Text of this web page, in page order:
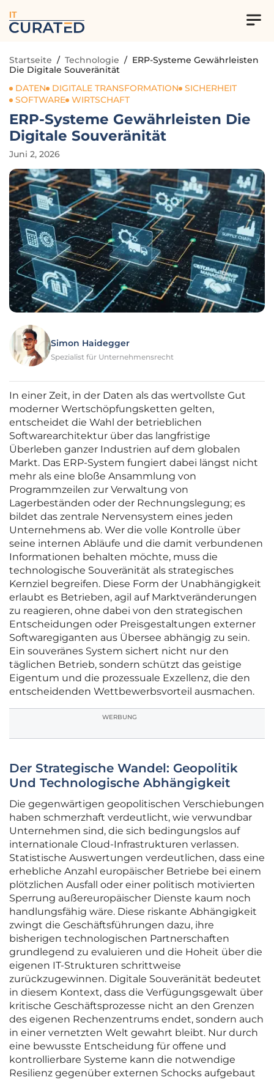
IT
Startseite / Technologie / ERP-Systeme Gewährleisten
Die Digitale Souveränität
DATEN
DIGITALE TRANSFORMATION
SICHERHEIT
SOFTWARE WIRTSCHAFT
ERP-Systeme Gewährleisten Die
Digitale Souveränität
Juni 2, 2026
Simon Haidegger
Spezialist für Unternehmensrecht
In einer Zeit, in der Daten als das wertvollste Gut
moderner Wertschöpfungsketten gelten,
entscheidet die Wahl der betrieblichen
Softwarearchitektur über das langfristige
Überleben ganzer Industrien auf dem globalen
Markt. Das ERP-System fungiert dabei längst nicht
mehr als eine bloße Ansammlung von
Programmzeilen zur Verwaltung von
Lagerbeständen oder der Rechnungslegung; es
bildet das zentrale Nervensystem eines jeden
Unternehmens ab. Wer die volle Kontrolle über
seine internen Abläufe und die damit verbundenen
Informationen behalten möchte, muss die
technologische Souveränität als strategisches
Kernziel begreifen. Diese Form der Unabhängigkeit
erlaubt es Betrieben, agil auf Marktveränderungen
zu reagieren, ohne dabei von den strategischen
Entscheidungen oder Preisgestaltungen externer
Softwaregiganten aus Übersee abhängig zu sein.
Ein souveränes System sichert nicht nur den
täglichen Betrieb, sondern schützt das geistige
Eigentum und die prozessuale Exzellenz, die den
entscheidenden Wettbewerbsvorteil ausmachen.
WERBUNG
Der Strategische Wandel: Geopolitik
Und Technologische Abhängigkeit
Die gegenwärtigen geopolitischen Verschiebungen
haben schmerzhaft verdeutlicht, wie verwundbar
Unternehmen sind, die sich bedingungslos auf
internationale Cloud-Infrastrukturen verlassen.
Statistische Auswertungen verdeutlichen, dass eine
erhebliche Anzahl europäischer Betriebe bei einem
plötzlichen Ausfall oder einer politisch motivierten
Sperrung außereuropäischer Dienste kaum noch
handlungsfähig wäre. Diese riskante Abhängigkeit
zwingt die Geschäftsführungen dazu, ihre
bisherigen technologischen Partnerschaften
grundlegend zu evaluieren und die Hoheit über die
eigenen IT-Strukturen schrittweise
zurückzugewinnen. Digitale Souveränität bedeutet
in diesem Kontext, dass die Verfügungsgewalt über
kritische Geschäftsprozesse nicht an den Grenzen
des eigenen Rechenzentrums endet, sondern auch
in einer vernetzten Welt gewahrt bleibt. Nur durch
eine bewusste Entscheidung für offene und
kontrollierbare Systeme kann die notwendige
Resilienz gegenüber externen Schocks aufgebaut